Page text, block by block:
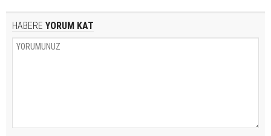
HABERE YORUM KAT